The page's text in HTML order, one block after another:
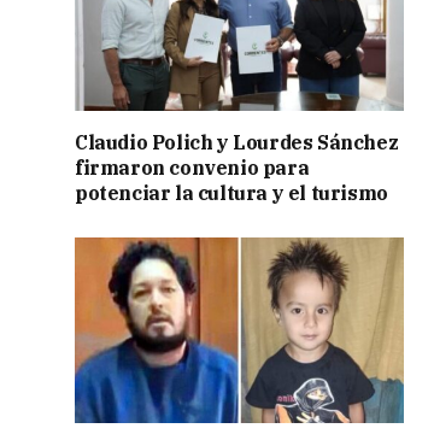
Claudio Polich y Lourdes Sánchez
firmaron convenio para
potenciar la cultura y el turismo